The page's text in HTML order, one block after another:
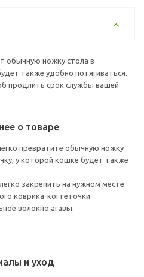
обычную ножку стола в
также удобно потягиваться.
продлить срок службы вашей
о товаре
превратите обычную ножку
у которой кошке будет также
закрепить на нужном месте.
коврика-когтеточки
волокно агавы.
и уход